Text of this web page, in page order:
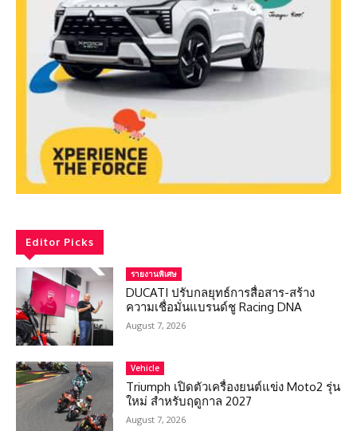
Editor Picks
รายงานพิเศษ
DUCATI ปรับกลยุทธ์การสื่อสาร-สร้าง
ความเชื่อมั่นแบรนด์ชู Racing DNA
August 7, 2026
Vehicle
Triumph เปิดตัวเครื่องยนต์แข่ง Moto2 รุ่น
ใหม่ สำหรับฤดูกาล 2027
August 7, 2026